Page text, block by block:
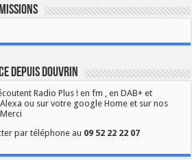
depuis Douvrin
Radio Plus ! en fm , en DAB+ et
ou sur votre google Home et sur nos
par téléphone au 09 52 22 22 07